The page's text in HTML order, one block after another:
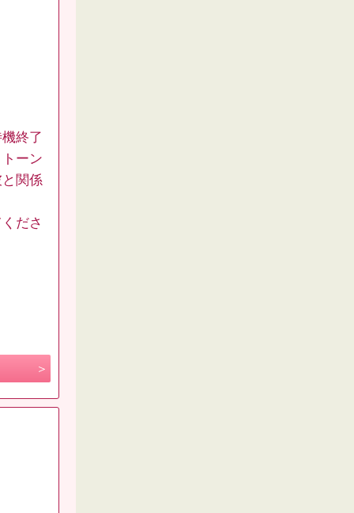
終了
ーン
関係
ださ